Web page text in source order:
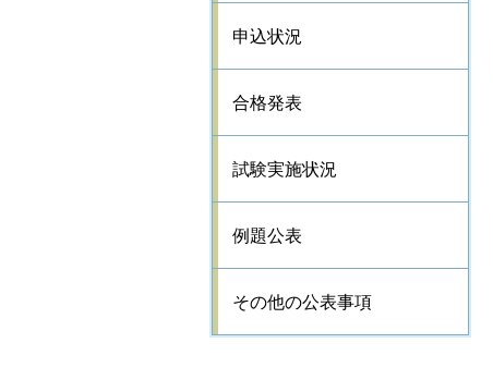
申込状況
合格発表
試験実施状況
例題公表
その他の公表事項